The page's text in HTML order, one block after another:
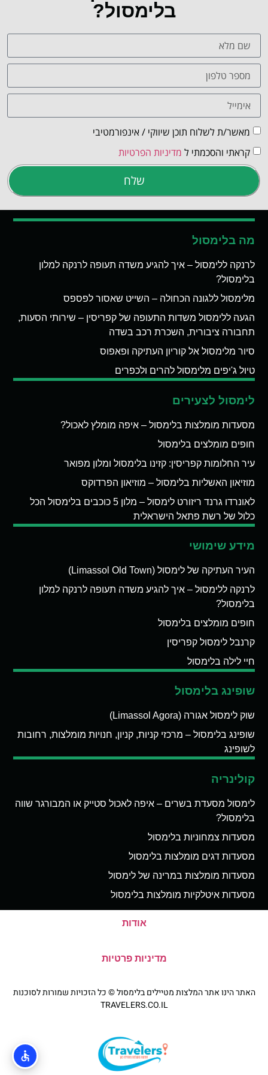
בלימסול?
מאשר/ת לשלוח תוכן שיווקי / אינפורמטיבי
קראתי והסכמתי ל מדיניות הפרטיות
שלח
מה בלימסול
לרנקה ללימסול – איך להגיע משדה תעופה לרנקה למלון
בלימסול?
מלימסול ללגונה הכחולה – השייט שאסור לפספס
הגעה ללימסול משדות התעופה של קפריסין – שירותי הסעות,
תחבורה ציבורית, השכרת רכב בשדה
סיור מלימסול אל קוריון העתיקה ופאפוס
טיול ג'יפים מלימסול להרים ולכפרים
לימסול לצעירים
מסעדות מומלצות בלימסול – איפה מומלץ לאכול?
חופים מומלצים בלימסול
עיר החלומות קפריסין: קזינו בלימסול ומלון מפואר
מוזיאון האשליות בלימסול – מוזיאון הפרדוקס
לאונרדו גרנד ריזורט לימסול – מלון 5 כוכבים בלימסול הכל
כלול של רשת פתאל הישראלית
מידע שימושי
העיר העתיקה של לימסול (Limassol Old Town)
לרנקה ללימסול – איך להגיע משדה תעופה לרנקה למלון
בלימסול?
חופים מומלצים בלימסול
קרנבל לימסול קפריסין
חיי לילה בלימסול
שופינג בלימסול
שוק לימסול אגורה (Limassol Agora)
שופינג בלימסול – מרכזי קניות, קניון, חנויות מומלצות, רחובות
לשופינג
קולינריה
לימסול מסעדת בשרים – איפה לאכול סטייק או המבורגר שווה
בלימסול?
מסעדות צמחוניות בלימסול
מסעדות דגים מומלצות בלימסול
מסעדות מומלצות במרינה של לימסול
מסעדות איטלקיות מומלצות בלימסול
אודות
מדיניות פרטיות
האתר הינו אתר המלצות מטיילים בלימסול © כל הזכויות שמורות לסוכנות
TRAVELERS.CO.IL